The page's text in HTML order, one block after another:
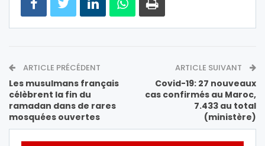
ARTICLE PRÉCÉDENT
Les musulmans français
célèbrent la fin du
ramadan dans de rares
mosquées ouvertes
ARTICLE SUIVANT
Covid-19: 27 nouveaux
cas confirmés au Maroc,
7.433 au total
(ministère)